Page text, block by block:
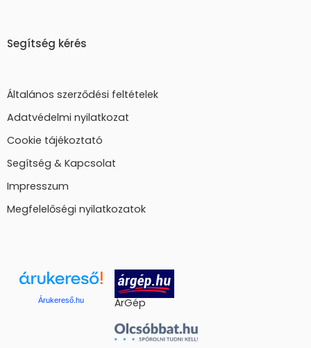
Segítség kérés
Általános szerződési feltételek
Adatvédelmi nyilatkozat
Cookie tájékoztató
Segítség & Kapcsolat
Impresszum
Megfelelőségi nyilatkozatok
Árukereső.hu ÁrGép